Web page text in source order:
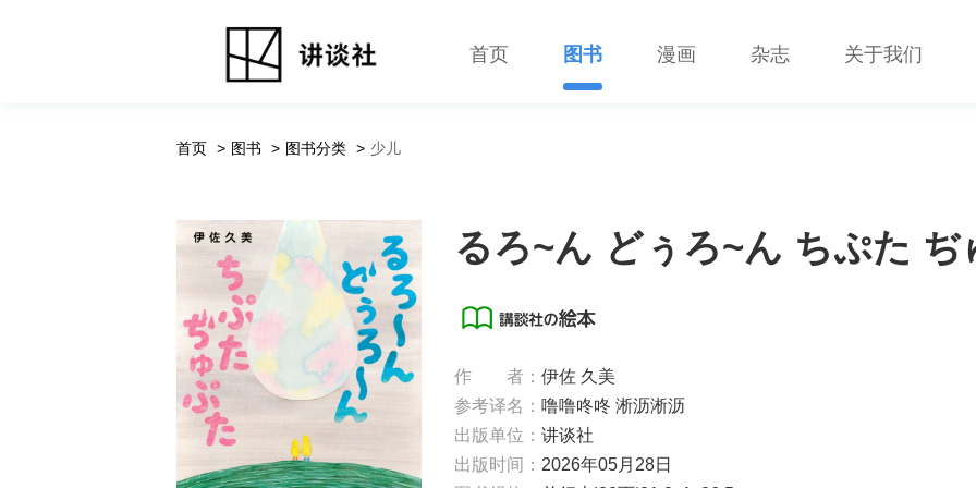
首页 图书 漫画 杂志 关于我们
首页 图书 图书分类 少儿
るろ~ん どぅろ~ん ちぷた ぢ
作 者： 伊佐 久美
参考译名： 噜噜咚咚 淅沥淅沥
出版单位： 讲谈社
出版时间： 2026年05月28日